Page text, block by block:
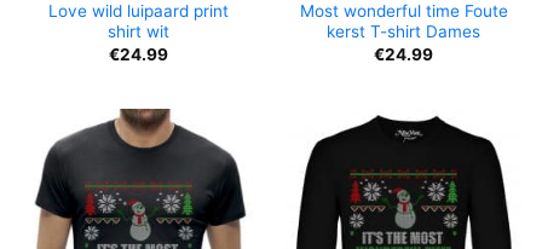
Love wild luipaard print
shirt wit
€24.99
Most wonderful time Foute
kerst T-shirt Dames
€24.99